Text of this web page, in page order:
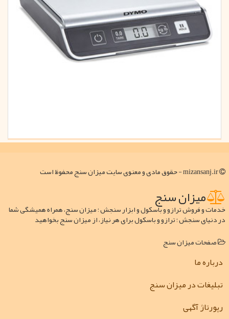
میزان سنج
خدمات و فروش ترازو و باسکول و ابزار سنجش ؛ میزان سنج، همراه همیشگی شما
در دنیای سنجش ؛ ترازو و باسکول برای هر نیاز، از میزان سنج بخواهید
صفحات میزان سنج
درباره ما
تبلیغات در میزان سنج
رپورتاژ آگهی